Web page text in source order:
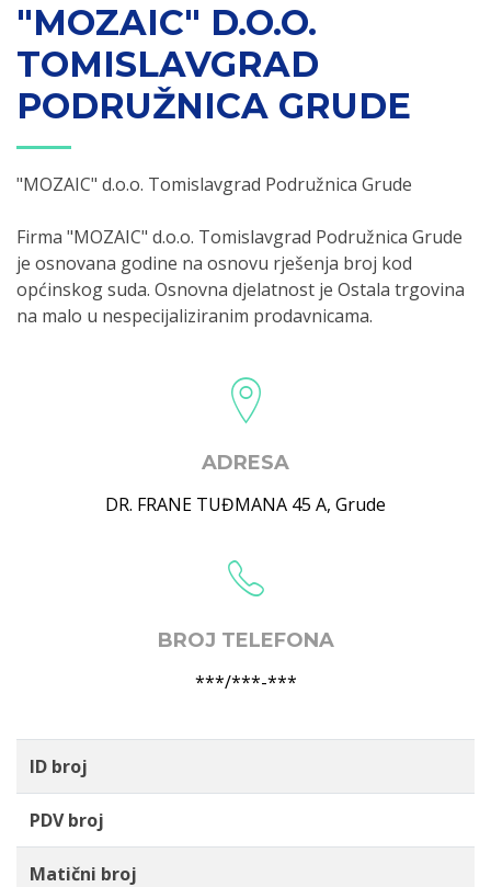
"MOZAIC" D.O.O.
TOMISLAVGRAD
PODRUŽNICA GRUDE
"MOZAIC" d.o.o. Tomislavgrad Podružnica Grude
Firma "MOZAIC" d.o.o. Tomislavgrad Podružnica Grude
je osnovana godine na osnovu rješenja broj kod
općinskog suda. Osnovna djelatnost je Ostala trgovina
na malo u nespecijaliziranim prodavnicama.
ADRESA
DR. FRANE TUĐMANA 45 A, Grude
BROJ TELEFONA
***/***-***
ID broj
PDV broj
Matični broj